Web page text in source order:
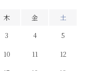
木 金
土
3 4
5
10 11
12